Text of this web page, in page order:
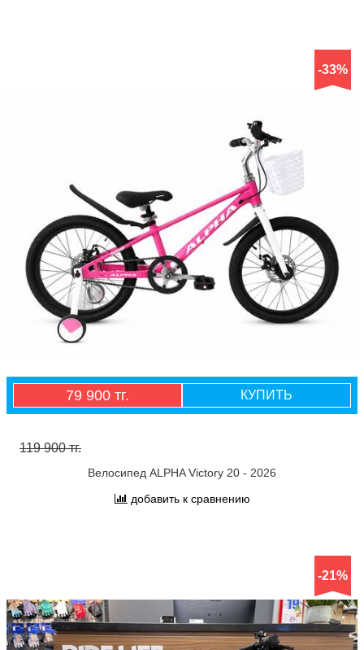
-33%
79 900 тг. КУПИТЬ
119 900 тг.
Велосипед ALPHA Victory 20 - 2026
добавить к сравнению
-21%